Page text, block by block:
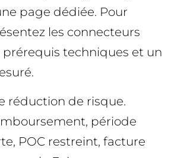
page dédiée. Pour
les connecteurs
prérequis techniques et un
réduction de risque.
période
POC restreint, facture